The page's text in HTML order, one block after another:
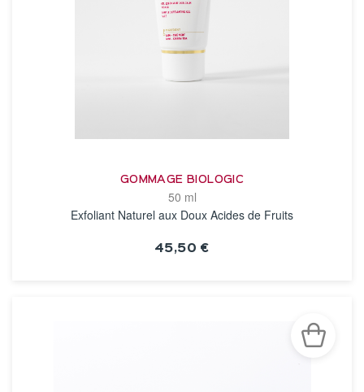
GOMMAGE BIOLOGIC
50 ml
Exfoliant Naturel aux Doux Acides de Fruits
45,50 €